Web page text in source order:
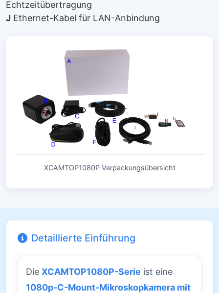
Echtzeitübertragung
J Ethernet-Kabel für LAN-Anbindung
XCAMTOP1080P Verpackungsübersicht
Detaillierte Einführung
Die XCAMTOP1080P-Serie ist eine
1080p-C-Mount-Mikroskopkamera mit